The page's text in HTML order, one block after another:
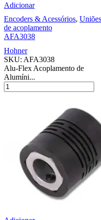
Adicionar
Encoders & Acessórios, Uniões
de acoplamento
AFA3038
Hohner
SKU: AFA3038
Alu-Flex Acoplamento de
Alumíni...